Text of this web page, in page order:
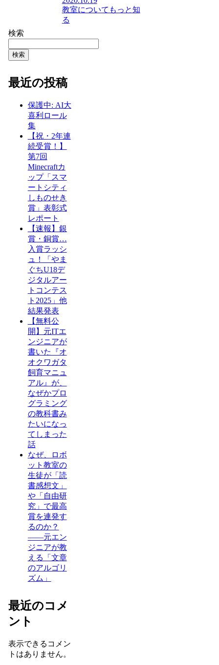
教室についてもっと知
る
検索
検索
最近の投稿
保護中: AI大
喜利ロール
集
【祝・2年連
続受賞！】
第7回
Minecraftカ
ップ「スマ
ートシティ
しものせき
賞」表彰式
レポート
【速報】銀
賞・銅賞…
入賞ラッシ
ュ！「やま
ぐちU18デ
ジタルアー
トコンテス
ト2025」他
結果発表
【無料公
開】元ITエ
ンジニアが
書いた『オ
オクワガタ
飼育マニュ
アル』が、
なぜかプロ
グラミング
の教科書み
たいになっ
てしまった
話
なぜ、ロボ
ット教室の
生徒が「読
書感想文」
や「自由研
究」で最高
賞を連発す
るのか？
——元エン
ジニアが教
える「文章
のアルゴリ
ズム」
最近のコメ
ント
表示できるコメン
トはありません。